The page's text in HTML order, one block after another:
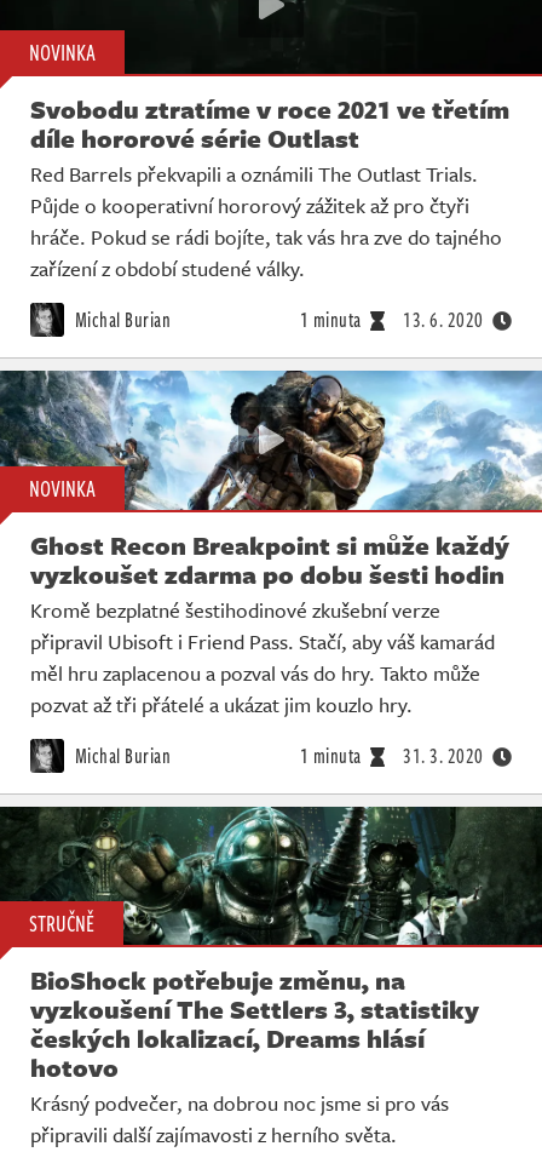
NOVINKA
Svobodu ztratíme v roce 2021 ve třetím
díle hororové série Outlast
Red Barrels překvapili a oznámili The Outlast Trials.
Půjde o kooperativní hororový zážitek až pro čtyři
hráče. Pokud se rádi bojíte, tak vás hra zve do tajného
zařízení z období studené války.
Michal Burian 1 minuta 13. 6. 2020
NOVINKA
Ghost Recon Breakpoint si může každý
vyzkoušet zdarma po dobu šesti hodin
Kromě bezplatné šestihodinové zkušební verze
připravil Ubisoft i Friend Pass. Stačí, aby váš kamarád
měl hru zaplacenou a pozval vás do hry. Takto může
pozvat až tři přátelé a ukázat jim kouzlo hry.
Michal Burian 1 minuta 31. 3. 2020
STRUČNĚ
BioShock potřebuje změnu, na
vyzkoušení The Settlers 3, statistiky
českých lokalizací, Dreams hlásí
hotovo
Krásný podvečer, na dobrou noc jsme si pro vás
připravili další zajímavosti z herního světa.